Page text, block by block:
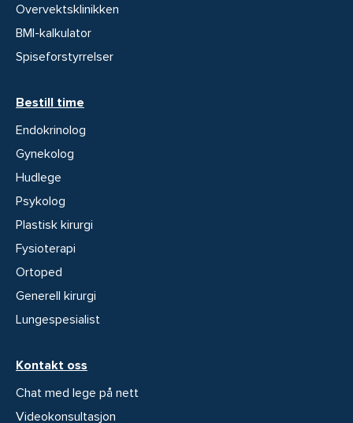
Overvektsklinikken
BMI-kalkulator
Spiseforstyrrelser
Bestill time
Endokrinolog
Gynekolog
Hudlege
Psykolog
Plastisk kirurgi
Fysioterapi
Ortoped
Generell kirurgi
Lungespesialist
Kontakt oss
Chat med lege på nett
Videokonsultasjon